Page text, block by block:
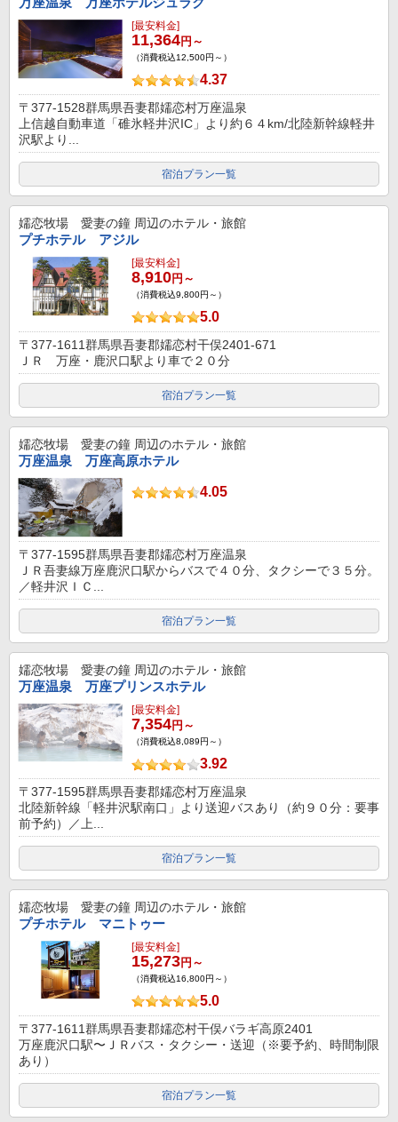
[最安料金]
11,364円～
（消費税込12,500円～）
4.37
〒377-1528群馬県吾妻郡嬬恋村万座温泉
上信越自動車道「碓氷軽井沢IC」より約６４km/北陸新幹線軽井
沢駅より...
宿泊プラン一覧
嬬恋牧場 愛妻の鐘 周辺のホテル・旅館
プチホテル アジル
[最安料金]
8,910円～
（消費税込9,800円～）
5.0
〒377-1611群馬県吾妻郡嬬恋村干俣2401-671
ＪＲ 万座・鹿沢口駅より車で２０分
宿泊プラン一覧
嬬恋牧場 愛妻の鐘 周辺のホテル・旅館
万座温泉 万座高原ホテル
4.05
〒377-1595群馬県吾妻郡嬬恋村万座温泉
ＪＲ吾妻線万座鹿沢口駅からバスで４０分、タクシーで３５分。
／軽井沢ＩＣ...
宿泊プラン一覧
嬬恋牧場 愛妻の鐘 周辺のホテル・旅館
万座温泉 万座プリンスホテル
[最安料金]
7,354円～
（消費税込8,089円～）
3.92
〒377-1595群馬県吾妻郡嬬恋村万座温泉
北陸新幹線「軽井沢駅南口」より送迎バスあり（約９０分：要事
前予約）／上...
宿泊プラン一覧
嬬恋牧場 愛妻の鐘 周辺のホテル・旅館
プチホテル マニトゥー
[最安料金]
15,273円～
（消費税込16,800円～）
5.0
〒377-1611群馬県吾妻郡嬬恋村干俣バラギ高原2401
万座鹿沢口駅〜ＪＲバス・タクシー・送迎（※要予約、時間制限
あり）
宿泊プラン一覧